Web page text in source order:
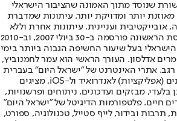
שנוסד מתוך האמונה שהציבור הישראלי
מאוזנת יותר ומדויקת יותר. עיתונות שמדברת
אובייקטיבית ועניינית. עיתונות אחרת וללא
תשלום. המהדורה המודפסת הראשונה פורסמה ב-30 ביולי 2007, וב-2010
בעל שיעור החשיפה הגבוה ביותר בימי
אדלסון. העורך הראשי הוא עמר לחמנוביץ,
רגב. אתרי האינטרנט של "ישראל היום" בעברית
ובאנגלית, כמו כן היישומונים (אפליקציות) לאנדרואיד ול-iOS, מציגים
מבזקים ועדכונים, ניתוחים ופרשנויות,
חיים. פלטפורמות הדיגיטל של "ישראל היום"
תרבות ובידור, לייף סטייל, טכנולוגיה, ספורט,